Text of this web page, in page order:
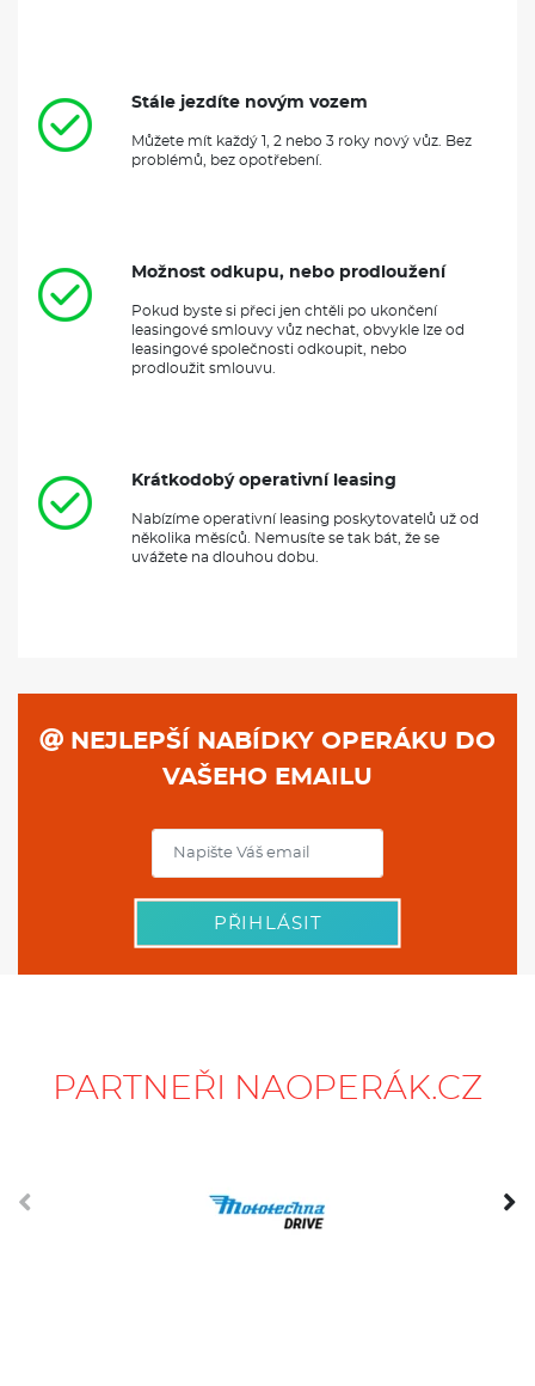
Stále jezdíte novým vozem
Můžete mít každý 1, 2 nebo 3 roky nový vůz. Bez
problémů, bez opotřebení.
Možnost odkupu, nebo prodloužení
Pokud byste si přeci jen chtěli po ukončení
leasingové smlouvy vůz nechat, obvykle lze od
leasingové společnosti odkoupit, nebo
prodloužit smlouvu.
Krátkodobý operativní leasing
Nabízíme operativní leasing poskytovatelů už od
několika měsíců. Nemusíte se tak bát, že se
uvážete na dlouhou dobu.
NEJLEPŠÍ NABÍDKY OPERÁKU DO
VAŠEHO EMAILU
PŘIHLÁSIT
PARTNEŘI NAOPERÁK.CZ